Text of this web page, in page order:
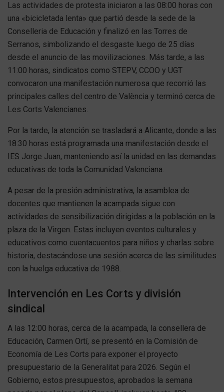
Las actividades de protesta iniciaron a las 08:00 horas con
una «bicicletada lenta» que partió desde la sede de la
Conselleria de Educación y finalizó en las Torres de
Serranos, simbolizando el desgaste luego de 25 días
desde el anuncio de las movilizaciones. Más tarde, a las
11:00 horas, sindicatos como STEPV, CCOO y UGT
convocaron una manifestación numerosa que recorrió las
principales calles del centro de València y terminó cerca de
Les Corts Valencianes.
Por la tarde, la atención se trasladará a Alicante, donde a las
18:30 horas está programada una manifestación desde el
IES Jorge Juan, manteniendo así la unidad en las demandas
educativas de toda la Comunidad Valenciana.
A pesar de la presión administrativa, la asamblea de
docentes que mantienen la acampada sigue con
actividades de sensibilización dirigidas a la población en la
plaza de la Virgen. Estas incluyen eventos culturales y
educativos como cuentacuentos para niños y charlas sobre
historia, destacándose una sesión acerca de las similitudes
con la huelga educativa de 1988.
Intervención en Les Corts y división
sindical
A las 12:00 horas, cerca de la acampada, la consellera de
Educación, Carmen Ortí, se presentó en la Comisión de
Economía de Les Corts para exponer el proyecto
presupuestario de la Generalitat para 2026. Según el
Gobierno, estos presupuestos, aprobados la semana